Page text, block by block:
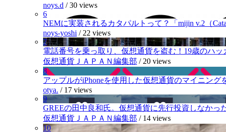
noys.d /30 views
6
NEMに実装されるカタパルトって？「mijin v.2（
noys-yoshi / 22 views
7
電話番号を乗っ取り、仮想通貨を盗む！19歳のハ
仮想通貨ＪＡＰＡＮ編集部 / 20 views
8
アップルがiPhoneを使用した仮想通貨のマイニング
otya. / 17 views
9
GREEの田中良和氏。仮想通貨に先行投資しなかっ
仮想通貨ＪＡＰＡＮ編集部 / 14 views
10